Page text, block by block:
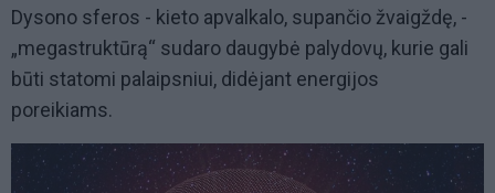
Dysono sferos - kieto apvalkalo, supančio žvaigždę, -
„megastruktūrą“ sudaro daugybė palydovų, kurie gali
būti statomi palaipsniui, didėjant energijos
poreikiams.